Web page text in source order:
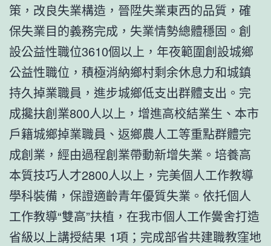
策，改良失業構造，晉陞失業東西的品質，確
保失業目的義務完成，失業情勢總體穩固。創
設公益性職位3610個以上，年夜範圍創設城鄉
公益性職位，積極消納鄉村剩余休息力和城鎮
持久掉業職員，進步城鄉低支出群體支出。完
成攙扶創業800人以上，增進高校結業生、本市
戶籍城鄉掉業職員、返鄉農人工等重點群體完
成創業，經由過程創業帶動新增失業。培養高
本質技巧人才2800人以上，完美個人工作教導
學科裝備，保證適齡青年優質失業。依托個人
工作教導“雙高”扶植，在我市個人工作黌舍打造
省級以上講授結果 1項；完成部省共建職教窪地